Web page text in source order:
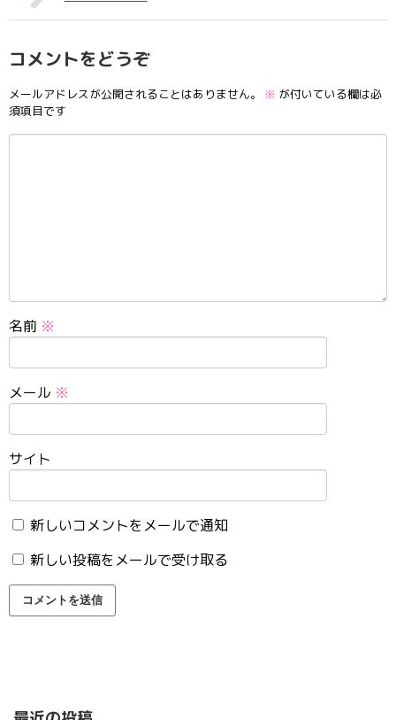
コメントをどうぞ
メールアドレスが公開されることはありません。 ※ が付いている欄は必
須項目です
名前 ※
メール ※
サイト
新しいコメントをメールで通知
新しい投稿をメールで受け取る